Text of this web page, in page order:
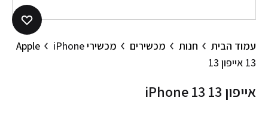
עמוד הבית חנות מכשירים מכשירי AppleiPhone
13 אייפון 13
iPhone 13 אייפון 13